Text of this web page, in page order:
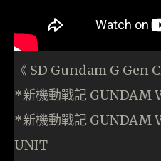
《 SD Gundam G Gen
*新機動戰記 GUNDAM
*新機動戰記 GUNDAM
UNIT